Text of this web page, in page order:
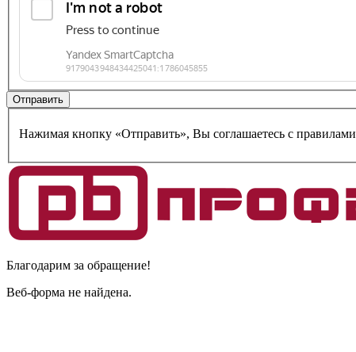
Нажимая кнопку «Отправить», Вы соглашаетесь c правилами
Благодарим за обращение!
Веб-форма не найдена.